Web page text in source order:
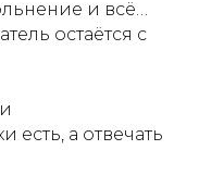
и всё…
остаётся с
есть, а отвечать